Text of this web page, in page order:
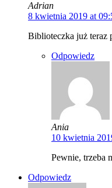
Adrian
8 kwietnia 2019 at
Biblioteczka już teraz
Odpowiedz
Ania
10 kwietnia
Pewnie, trzeba
Odpowiedz